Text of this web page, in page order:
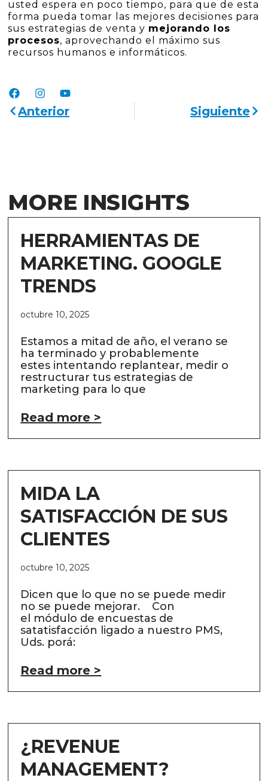
usted espera en poco tiempo, para que de esta
forma pueda tomar las mejores decisiones para
sus estrategias de venta y mejorando los
procesos, aprovechando el máximo sus
recursos humanos e informáticos.
Anterior Siguiente
MORE INSIGHTS
HERRAMIENTAS DE
MARKETING. GOOGLE
TRENDS
octubre 10, 2025
Estamos a mitad de año, el verano se
ha terminado y probablemente
estes intentando replantear, medir o
restructurar tus estrategias de
marketing para lo que
Read more >
MIDA LA
SATISFACCIÓN DE SUS
CLIENTES
octubre 10, 2025
Dicen que lo que no se puede medir
no se puede mejorar. Con
el módulo de encuestas de
satatisfacción ligado a nuestro PMS,
Uds. porá:
Read more >
¿REVENUE
MANAGEMENT?